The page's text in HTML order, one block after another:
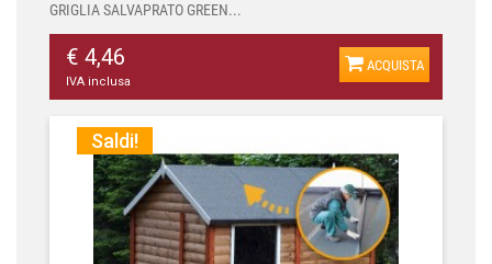
GRIGLIA SALVAPRATO GREEN...
€ 4,46
IVA inclusa
ACQUISTA
Saldi!